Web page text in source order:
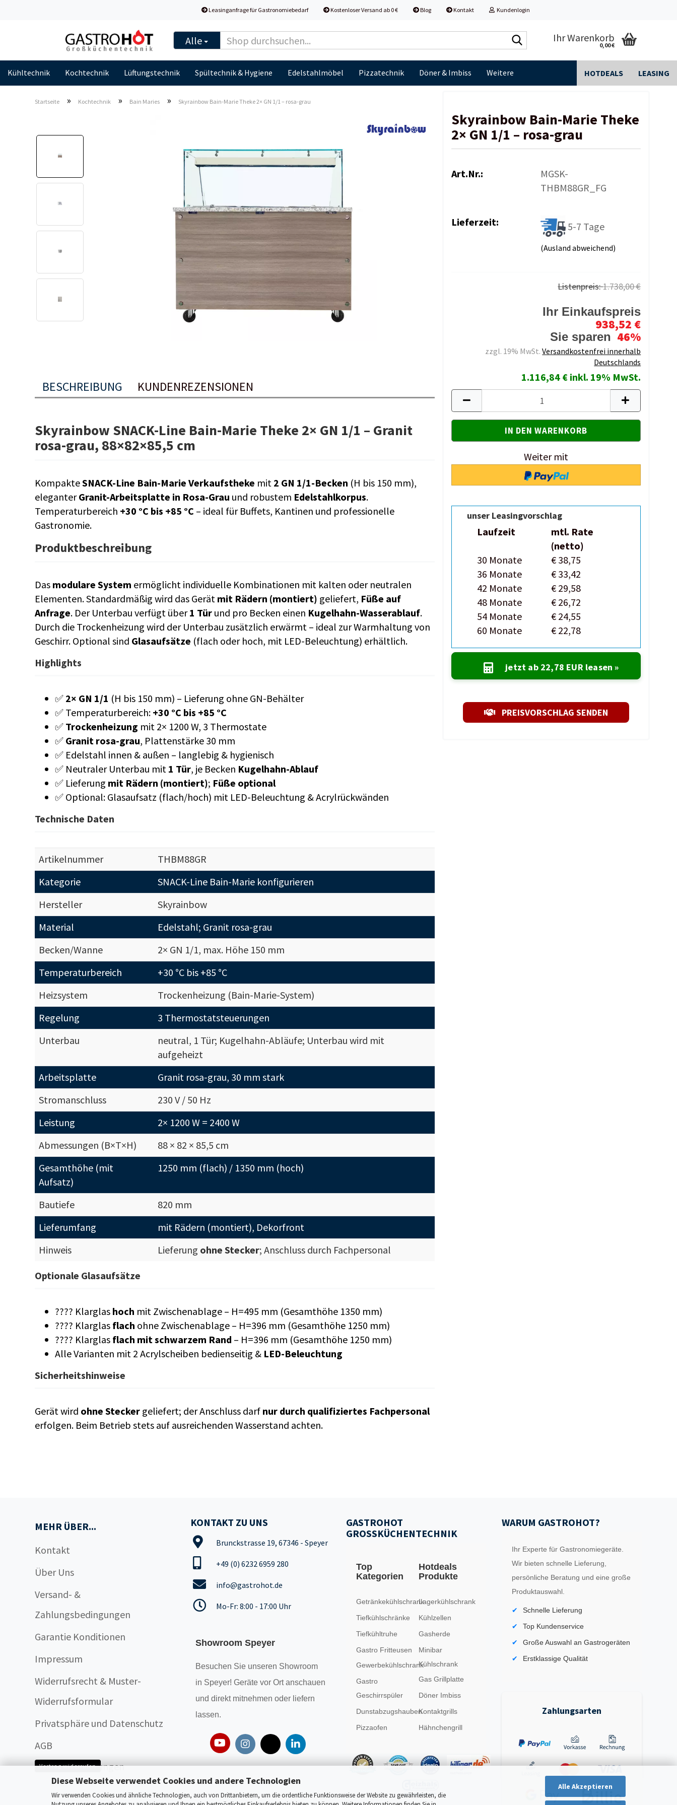
Diese Webseite verwendet Cookies und andere Technologien
Wir verwenden Cookies und ähnliche Technologien, auch von Drittanbietern, um die ordentliche Funktionsweise der Website zu gewährleisten, die
Alle Akzeptieren
Leasinganfrage für Gastronomiebedarf Kostenloser Versand ab 0 € Blog Kontakt Kundenlogin
Alle
durchsuchen...
Ihr Warenkorb
0,00 €
Kühltechnik Kochtechnik Lüftungstechnik Spültechnik & Hygiene Edelstahlmöbel Pizzatechnik Döner & Imbiss HOTDEALS LEASING
Weitere
Startseite » Kochtechnik » Bain Maries » Skyrainbow Bain-Marie Theke 2× GN 1/1 – rosa-grau
Skyrainbow Bain-Marie Theke
2× GN 1/1 – rosa-grau
Art.Nr.:
MGSK-
THBM88GR_FG
Lieferzeit: 5-7 Tage
(Ausland abweichend)
Listenpreis:1.738,00 €
Ihr Einkaufspreis
938,52 €
Sie sparen 46%
zzgl. 19% MwSt.Versandkostenfrei innerhalb
Deutschlands
1.116,84 € inkl. 19% MwSt.
Weiter mit
unser Leasingvorschlag
Laufzeit
mtl. Rate
(netto)
30 Monate
€ 38,75
36 Monate
€ 33,42
42 Monate
€ 29,58
48 Monate
€ 26,72
54 Monate
€ 24,55
60 Monate
€ 22,78
jetzt ab 22,78 EUR leasen »
PREISVORSCHLAG SENDEN
BESCHREIBUNG KUNDENREZENSIONEN
Skyrainbow SNACK-Line Bain-Marie Theke 2× GN 1/1 – Granit
rosa-grau, 88×82×85,5 cm
KompakteSNACK-Line Bain-Marie Verkaufstheke mit 2 GN 1/1-Becken (H bis 150 mm),
eleganterGranit-Arbeitsplatte in Rosa-Grau und robustem Edelstahlkorpus.
Temperaturbereich +30 °C bis +85 °C – ideal für Buffets, Kantinen und professionelle
Gastronomie.
Produktbeschreibung
Das modulare System ermöglicht individuelle Kombinationen mit kalten oder neutralen
Elementen. Standardmäßig wird das Gerät mit Rädern (montiert) geliefert, Füße auf
Anfrage. Der Unterbau verfügt über1 Türund pro Becken einen Kugelhahn-Wasserablauf.
Durch die Trockenheizung wird der Unterbau zusätzlich erwärmt – ideal zur Warmhaltung von
Geschirr. Optional sind Glasaufsätze (flach oder hoch, mit LED-Beleuchtung) erhältlich.
Highlights
✅ 2× GN 1/1 (H bis 150 mm) – Lieferung ohne GN-Behälter
✅ Temperaturbereich: +30 °C bis +85 °C
✅ Trockenheizung mit 2× 1200 W, 3 Thermostate
✅ Granit rosa-grau, Plattenstärke 30 mm
✅ Edelstahl innen & außen – langlebig & hygienisch
✅ Neutraler Unterbau mit 1 Tür, je Becken Kugelhahn-Ablauf
✅ Lieferung mit Rädern (montiert); Füße optional
✅ Optional: Glasaufsatz (flach/hoch) mit LED-Beleuchtung & Acrylrückwänden
Technische Daten
Artikelnummer
THBM88GR
Kategorie
SNACK-Line Bain-Marie konfigurieren
Hersteller
Skyrainbow
Material
Edelstahl; Granit rosa-grau
Becken/Wanne
2× GN 1/1, max. Höhe 150 mm
Temperaturbereich
+30 °C bis +85 °C
Heizsystem
Trockenheizung (Bain-Marie-System)
Regelung
3 Thermostatsteuerungen
Unterbau
neutral, 1 Tür; Kugelhahn-Abläufe; Unterbau wird mit
aufgeheizt
Arbeitsplatte
Granit rosa-grau, 30 mm stark
Stromanschluss
230 V / 50 Hz
Leistung
2× 1200 W = 2400 W
Abmessungen (B×T×H)
88 × 82 × 85,5 cm
Gesamthöhe (mit
Aufsatz)
1250 mm (flach) / 1350 mm (hoch)
Bautiefe
820 mm
Lieferumfang
mit Rädern (montiert), Dekorfront
Hinweis
Lieferung ohne Stecker; Anschluss durch Fachpersonal
Optionale Glasaufsätze
???? Klarglas hoch mit Zwischenablage – H=495 mm (Gesamthöhe 1350 mm)
???? Klarglas flach ohne Zwischenablage – H=396 mm (Gesamthöhe 1250 mm)
???? Klarglas flach mit schwarzem Rand – H=396 mm (Gesamthöhe 1250 mm)
Alle Varianten mit 2 Acrylscheiben bedienseitig & LED-Beleuchtung
Sicherheitshinweise
Gerät wird ohne Steckergeliefert; der Anschluss darf nur durch qualifiziertes Fachpersonal
erfolgen. Beim Betrieb stets auf ausreichenden Wasserstand achten.
MEHR ÜBER...
Kontakt
Über Uns
Versand- &
Zahlungsbedingungen
Garantie Konditionen
Impressum
Widerrufsrecht & Muster-
Widerrufsformular
Privatsphäre und Datenschutz
AGB
Cookie Einstellungen
KONTAKT ZU UNS
Brunckstrasse 19, 67346 - Speyer
+49 (0) 6232 6959 280
info@gastrohot.de
Mo-Fr: 8:00 - 17:00 Uhr
Showroom Speyer
Besuchen Sie unseren Showroom
in Speyer! Geräte vor Ort anschauen
und direkt mitnehmen oder liefern
lassen.
GASTROHOT
GROSSKÜCHENTECHNIK
Top
Kategorien
Getränkekühlschrank
Tiefkühlschränke
Tiefkühltruhe
Gastro Fritteusen
Gewerbekühlschrank
Gastro
Geschirrspüler
Dunstabzugshauben
Pizzaofen
Hotdeals
Produkte
Lagerkühlschrank
Kühlzellen
Gasherde
Minibar
Kühlschrank
Gas Grillplatte
Döner Imbiss
Kontaktgrills
Hähnchengrill
WARUM GASTROHOT?
Ihr Experte für Gastronomiegeräte.
Wir bieten schnelle Lieferung,
persönliche Beratung und eine große
Produktauswahl.
Schnelle Lieferung
Top Kundenservice
Große Auswahl an Gastrogeräten
Erstklassige Qualität
Zahlungsarten
Vertrag widerrufen